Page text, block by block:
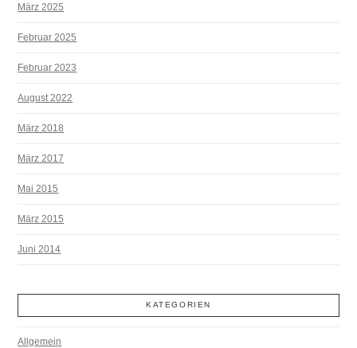
März 2025
Februar 2025
Februar 2023
August 2022
März 2018
März 2017
Mai 2015
März 2015
Juni 2014
KATEGORIEN
Allgemein